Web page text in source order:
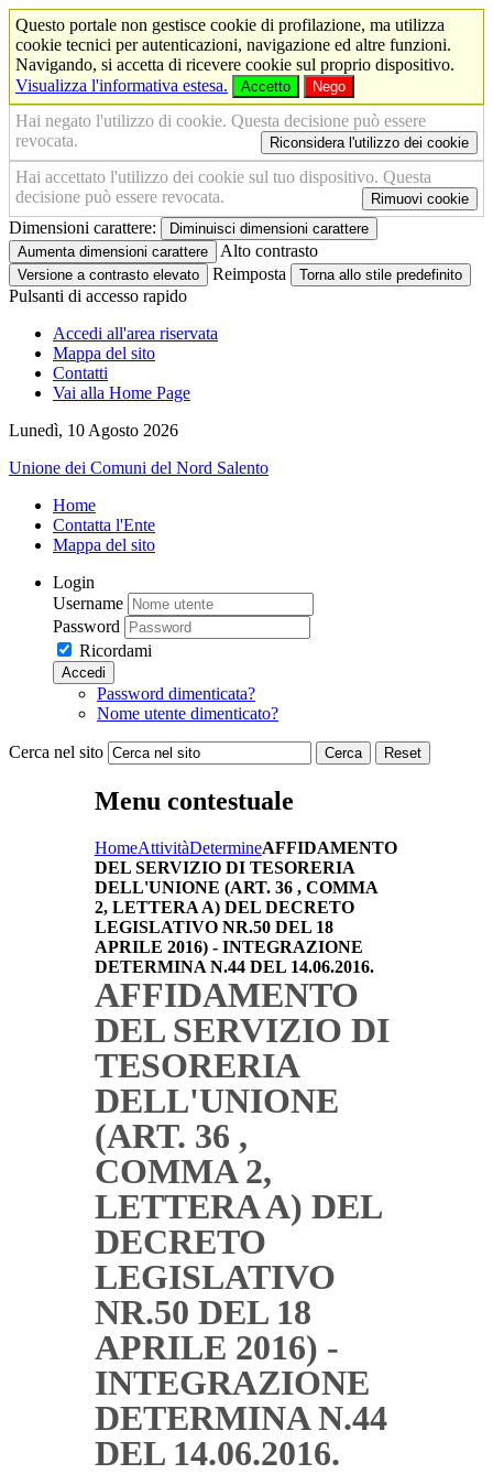
Questo portale non gestisce cookie di profilazione, ma utilizza
cookie tecnici per autenticazioni, navigazione ed altre funzioni.
Navigando, si accetta di ricevere cookie sul proprio dispositivo.
Visualizza l'informativa estesa.
Accetto Nego
Hai negato l'utilizzo di cookie. Questa decisione può essere
revocata.
Riconsidera l'utilizzo dei cookie
Hai accettato l'utilizzo dei cookie sul tuo dispositivo. Questa
decisione può essere revocata.
Rimuovi cookie
Dimensioni carattere:
Diminuisci dimensioni carattere
Aumenta dimensioni carattere
Alto contrasto
Versione a contrasto elevato Reimposta Torna allo stile predefinito
Pulsanti di accesso rapido
Accedi all'area riservata
Mappa del sito
Contatti
Vai alla Home Page
Lunedì, 10 Agosto 2026
Unione dei Comuni del Nord Salento
Home
Contatta l'Ente
Mappa del sito
Login
Username
Password
Ricordami
Accedi
Password dimenticata?
Nome utente dimenticato?
Cerca nel sito Cerca Reset
Menu contestuale
HomeAttivitàDetermineAFFIDAMENTO
DEL SERVIZIO DI TESORERIA
DELL'UNIONE (ART. 36 , COMMA
2, LETTERA A) DEL DECRETO
LEGISLATIVO NR.50 DEL 18
APRILE 2016) - INTEGRAZIONE
DETERMINA N.44 DEL 14.06.2016.
AFFIDAMENTO
DEL SERVIZIO DI
TESORERIA
DELL'UNIONE
(ART. 36 ,
COMMA 2,
LETTERA A) DEL
DECRETO
LEGISLATIVO
NR.50 DEL 18
APRILE 2016) -
INTEGRAZIONE
DETERMINA N.44
DEL 14.06.2016.